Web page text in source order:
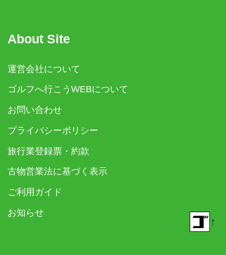
About Site
運営会社について
ゴルフへ行こうWEBについて
お問い合わせ
プライバシーポリシー
旅行業登録票・約款
古物営業法に基づく表示
ご利用ガイド
お知らせ
↑